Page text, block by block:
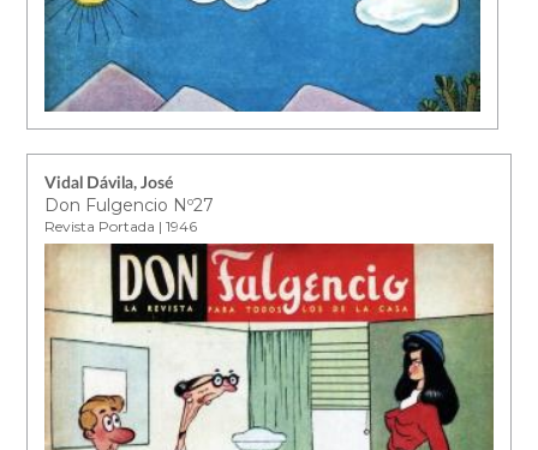
Vidal Dávila, José
Don Fulgencio Nº27
Revista Portada | 1946